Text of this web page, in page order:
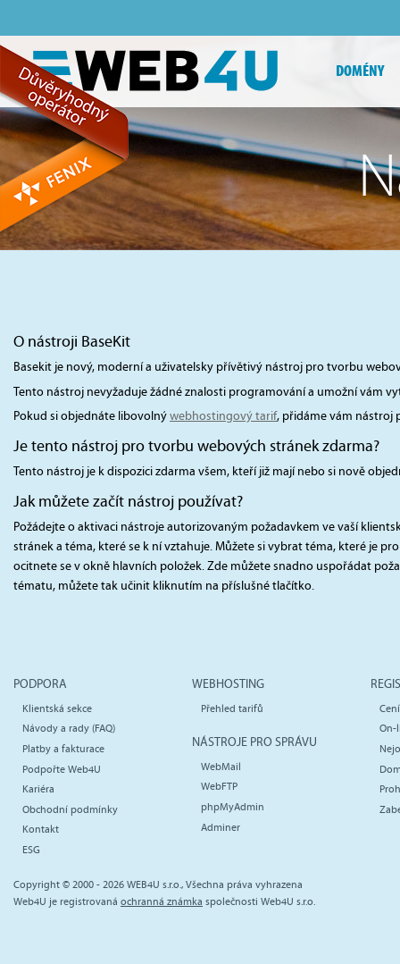
DOMÉNY
O nástroji BaseKit
Basekit je nový, moderní a uživatelsky přívětivý nástroj pro tvorbu
Tento nástroj nevyžaduje žádné znalosti programování a umožní vám
Pokud si objednáte libovolnýwebhostingový tarif, přidáme vám nástroj
Je tento nástroj pro tvorbu webových stránek zdarma?
Tento nástroj je k dispozici zdarma všem, kteří již mají nebo si nově
Jak můžete začít nástroj používat?
Požádejte o aktivaci nástroje autorizovaným požadavkem ve vaší
stránek a téma, které se k ní vztahuje. Můžete si vybrat téma, které je
ocitnete se v okně hlavních položek. Zde můžete snadno uspořádat
tématu, můžete tak učinit kliknutím na příslušné tlačítko.
PODPORA
Klientská sekce
Návody a rady (FAQ)
Platby a fakturace
Podpořte Web4U
Kariéra
Obchodní podmínky
Kontakt
ESG
WEBHOSTING
Přehled tarifů
NÁSTROJE PRO SPRÁVU
WebMail
WebFTP
phpMyAdmin
Adminer
On-
Copyright © 2000 - 2026 WEB4U s.r.o., Všechna práva vyhrazena
Web4U je registrovaná ochranná známka společnosti Web4U s.r.o.